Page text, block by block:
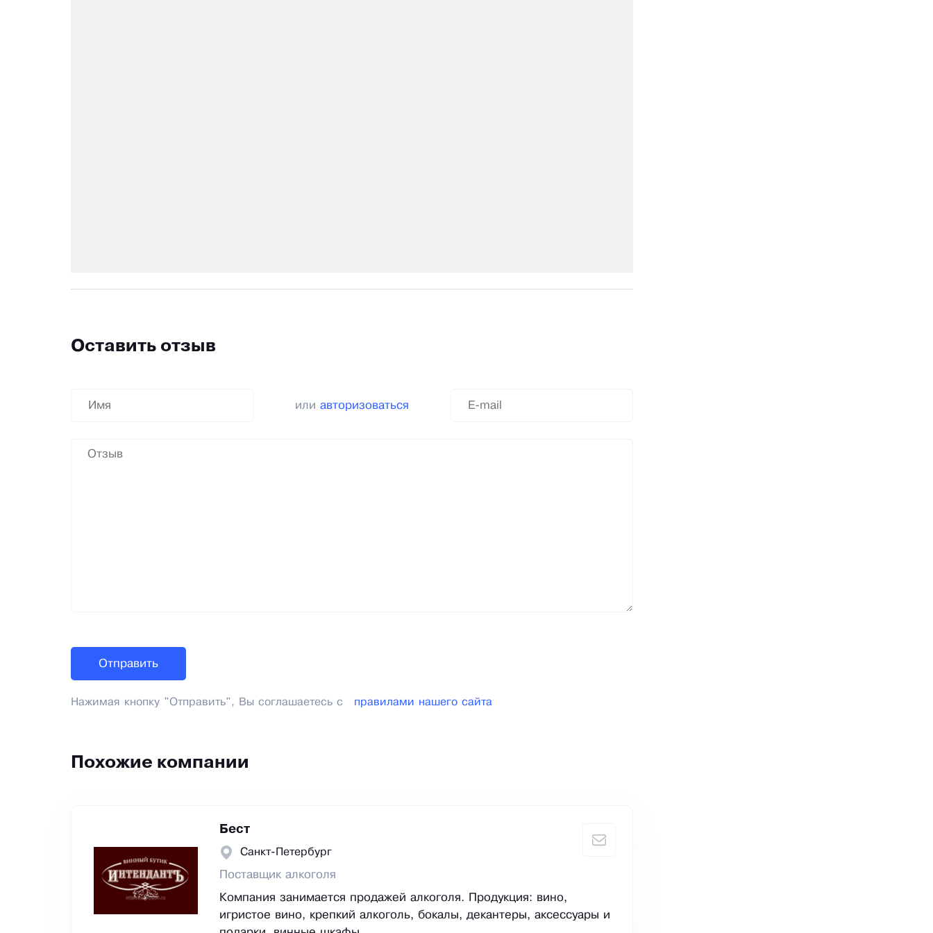
Оставить отзыв
или авторизоваться
Нажимая кнопку "Отправить", Вы соглашаетесь с правилами нашего сайта
Похожие компании
Бест
Санкт-Петербург
Поставщик алкоголя
Компания занимается продажей алкоголя. Продукция: вино,
игристое вино, крепкий алкоголь, бокалы, декантеры, аксессуары и